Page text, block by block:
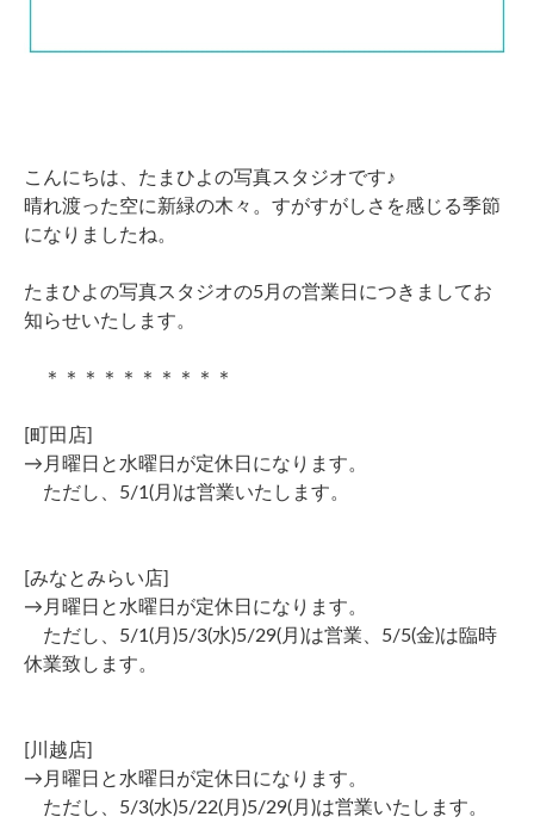
こんにちは、たまひよの写真スタジオです♪
晴れ渡った空に新緑の木々。すがすがしさを感じる季節
になりましたね。
たまひよの写真スタジオの5月の営業日につきましてお
知らせいたします。
＊＊＊＊＊＊＊＊＊＊
[町田店]
→月曜日と水曜日が定休日になります。
ただし、5/1(月)は営業いたします。
[みなとみらい店]
→月曜日と水曜日が定休日になります。
ただし、5/1(月)5/3(水)5/29(月)は営業、5/5(金)は臨時
休業致します。
[川越店]
→月曜日と水曜日が定休日になります。
ただし、5/3(水)5/22(月)5/29(月)は営業いたします。